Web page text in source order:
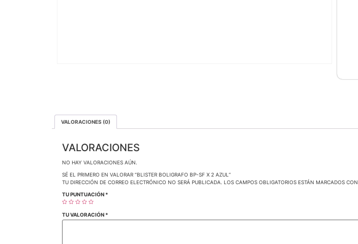
VALORACIONES (0)
VALORACIONES
NO HAY VALORACIONES AÚN.
SÉ EL PRIMERO EN VALORAR “BLISTER BOLIGRAFO BP-SF X 2 AZUL”
TU DIRECCIÓN DE CORREO ELECTRÓNICO NO SERÁ PUBLICADA. LOS CAMPOS OBLIGATORIOS ESTÁN MARCADOS CON
TU PUNTUACIÓN *
TU VALORACIÓN *